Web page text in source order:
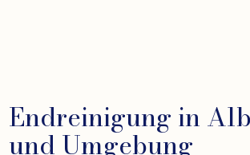
Endreinigung in
und Umgebung